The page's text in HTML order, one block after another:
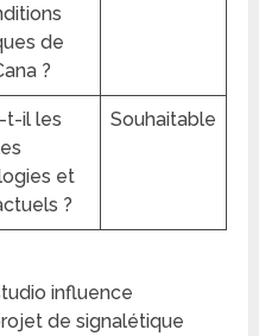
de
?
t-il les
et
?
Souhaitable
influence
de signalétique